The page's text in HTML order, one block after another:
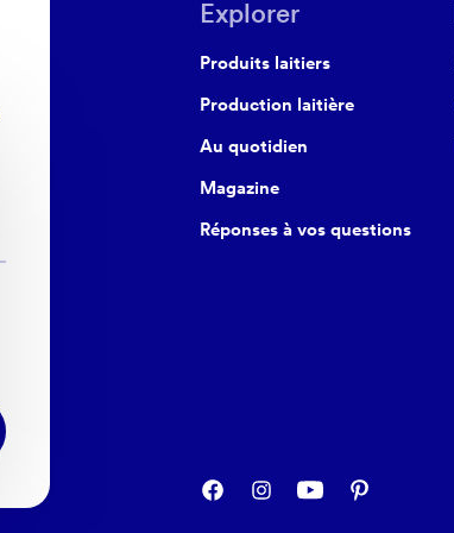
Explorer
Produits laitiers
Production laitière
Au quotidien
Magazine
Réponses à vos questions